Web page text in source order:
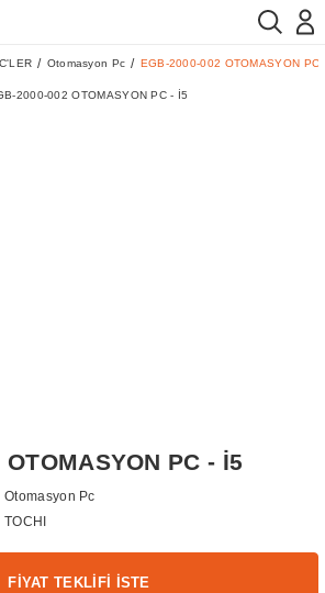
Otomasyon Pc EGB-2000-002 OTOMASYON PC
PC - İ5
Otomasyon Pc
TOCHI
FİYAT TEKLİFİ İSTE